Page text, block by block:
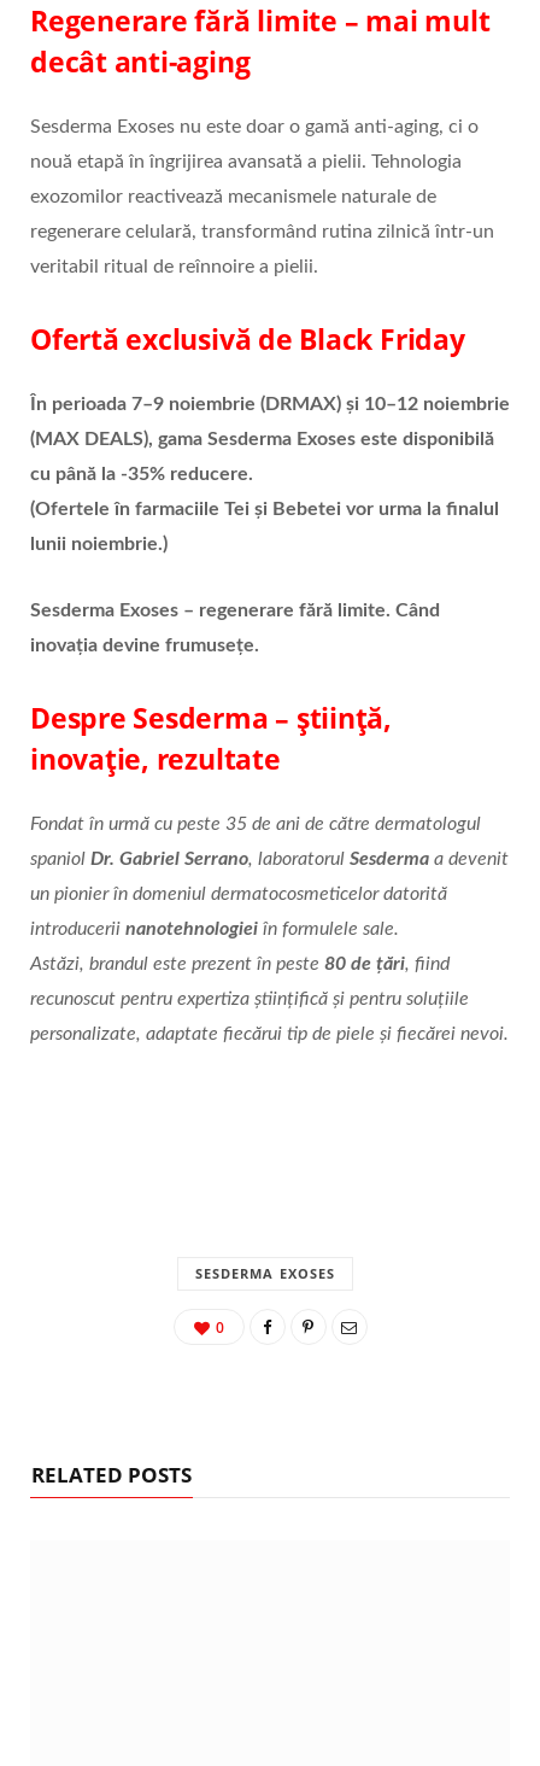
Regenerare fără limite – mai mult
decât anti-aging
Sesderma Exoses nu este doar o gamă anti-aging, ci o
nouă etapă în îngrijirea avansată a pielii. Tehnologia
exozomilor reactivează mecanismele naturale de
regenerare celulară, transformând rutina zilnică într-un
veritabil ritual de reînnoire a pielii.
Ofertă exclusivă de Black Friday
În perioada 7–9 noiembrie (DRMAX) și 10–12 noiembrie
(MAX DEALS), gama Sesderma Exoses este disponibilă
cu până la -35% reducere.
(Ofertele în farmaciile Tei și Bebetei vor urma la finalul
lunii noiembrie.)
Sesderma Exoses – regenerare fără limite. Când
inovația devine frumusețe.
Despre Sesderma – știință,
inovație, rezultate
Fondat în urmă cu peste 35 de ani de către dermatologul
spaniol Dr. Gabriel Serrano, laboratorul Sesderma a devenit
un pionier în domeniul dermatocosmeticelor datorită
introducerii nanotehnologiei în formulele sale.
Astăzi, brandul este prezent în peste 80 de țări, fiind
recunoscut pentru expertiza științifică și pentru soluțiile
personalizate, adaptate fiecărui tip de piele și fiecărei nevoi.
SESDERMA EXOSES
0
RELATED POSTS